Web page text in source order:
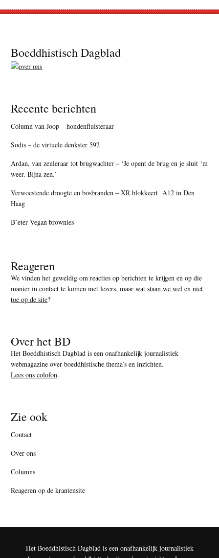
Footer
Boeddhistisch Dagblad
Recente berichten
Column van Joop – hondenfluisteraar
Sodis – de virtuele denkster 592
Ardan, van zenleraar tot brugwachter – ‘Je opent de brug en je sluit ‘m
weer. Bijna zen.’
Verwoestende droogte en bosbranden – XR blokkeert A12 in Den
Haag
B’eter Vegan brownies
Reageren
We vinden het geweldig om reacties op berichten te krijgen en op die
manier in contact te komen met lezers, maarwat staan we wel en niet
toe op de site?
Over het BD
Het Boeddhistisch Dagblad is een onafhankelijk journalistiek
webmagazine over boeddhistische thema’s en inzichten.
Lees ons colofon.
Zie ook
Contact
Over ons
Columns
Reageren op de krantensite
Het Boeddhistisch Dagblad is een onafhankelijk journalistiek